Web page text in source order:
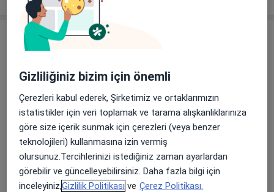
Dr. Öğr. Üyesi Mustafa Çakır
Kulak burun boğaz
Tem Avrupa Otoyolu Göztepe Çıkışı No: 1Bağcılar, İstanbul
Bağcılar Medipol Mega Üniversite Hastanesi
Gizliliğiniz bizim için önemli
Çerezleri kabul ederek, Şirketimiz ve ortaklarımızın
istatistikler için veri toplamak ve tarama alışkanlıklarınıza
göre size içerik sunmak için çerezleri (veya benzer
teknolojileri) kullanmasına izin vermiş
olursunuz.Tercihlerinizi istediğiniz zaman ayarlardan
görebilir ve güncelleyebilirsiniz. Daha fazla bilgi için
inceleyiniz,Gizlilik Politikası ve Çerez Politikası.